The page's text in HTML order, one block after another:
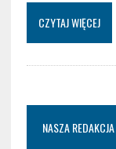
CZYTAJ WIĘCEJ
NASZA REDAKCJA